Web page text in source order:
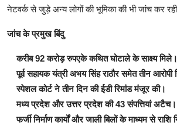
नेटवर्क से जुड़े अन्य लोगों की भूमिका की भी जांच कर
जांच के प्रमुख बिंदु
करीब 92 करोड़ रुपएके कथित घोटाले के साक्ष्य मिले।
पूर्व सहायक यंत्री अभय सिंह राठौर समेत तीन आरोपी
स्पेशल कोर्ट ने तीन दिन की ईडी रिमांड मंजूर की।
मध्य प्रदेश और उत्तर प्रदेश की 43 संपत्तियां अटैच।
फर्जी निर्माण कार्यों और जाली बिलों के माध्यम से